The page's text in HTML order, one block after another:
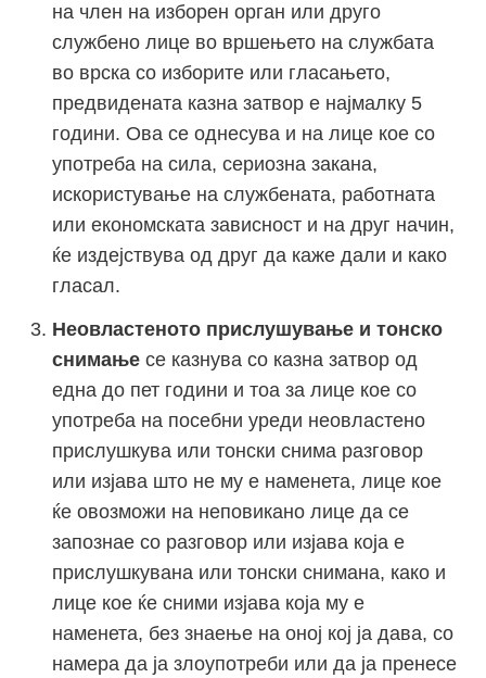
на член на изборен орган или друго
службено лице во вршењето на службата
во врска со изборите или гласањето,
предвидената казна затвор е најмалку 5
години. Ова се однесува и на лице кое со
употреба на сила, сериозна закана,
искористување на службената, работната
или економската зависност и на друг начин,
ќе издејствува од друг да каже дали и како
гласал.
Неовластеното прислушување и тонско
снимање се казнува со казна затвор од
една до пет години и тоа за лице кое со
употреба на посебни уреди неовластено
прислушкува или тонски снима разговор
или изјава што не му е наменета, лице кое
ќе овозможи на неповикано лице да се
запознае со разговор или изјава која е
прислушкувана или тонски снимана, како и
лице кое ќе сними изјава која му е
наменета, без знаење на оној кој ја дава, со
намера да ја злоупотреби или да ја пренесе